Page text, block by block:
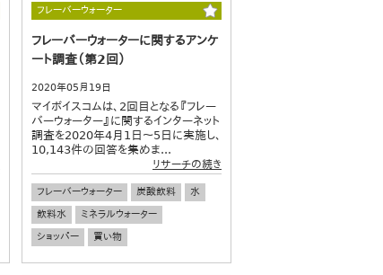
フレーバーウォーター
フレーバーウォーターに関するアンケ
ート調査（第2回）
2020年05月19日
マイボイスコムは、2回目となる『フレー
バーウォーター』に関するインターネット
調査を2020年4月1日～5日に実施し、
10,143件の回答を集めま...
リサーチの続き
フレーバーウォーター 炭酸飲料
水
飲料水
ミネラルウォーター
ショッパー
買い物